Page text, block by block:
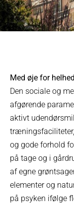
Med øje for
Den sociale og
afgørende
aktivt
og gode forhold
på tage og i
af egne
elementer og
på psyken ifølge